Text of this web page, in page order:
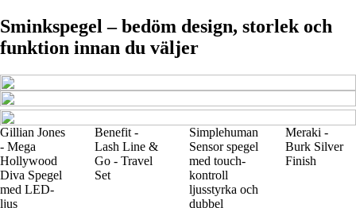
Sminkspegel – bedöm design, storlek och
funktion innan du väljer
Gillian Jones
- Mega
Hollywood
Diva Spegel
med LED-
ljus
Benefit -
Lash Line &
Go - Travel
Set
Simplehuman
Sensor spegel
med touch-
kontroll
ljusstyrka och
dubbel
Meraki -
Burk Silver
Finish